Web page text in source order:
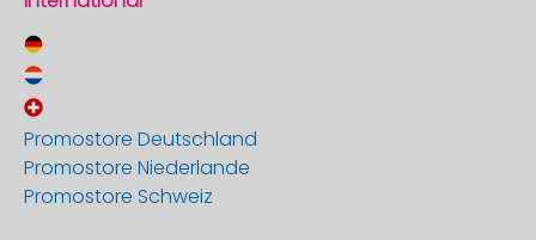
Promostore Deutschland
Promostore Niederlande
Promostore Schweiz